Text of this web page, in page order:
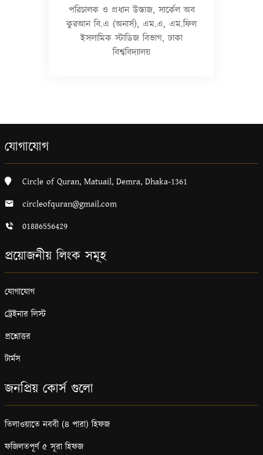
পরিচালক ও প্রধান উস্তাজ, সার্কেল অব
কুরআন বি.এ (অনার্স), এম.এ, এম.ফিল
ইসলামিক স্টাডিজ বিভাগ, ঢাকা
বিশ্ববিদ্যালয়
যোগাযোগ
Circle of Quran, Matuail, Demra, Dhaka-1361
circleofquran@gmail.com
01886556429
প্রয়োজনীয় লিংক সমূহ
যোগাযোগ
ট্রেইনার লিস্ট
প্রশ্নোত্তর
টার্মস
জনপ্রিয় কোর্স গুলো
তিলাওয়াতে নববী (৪ পারা) হিফজ
ফজিলতপূর্ণ ৫ সূরা হিফজ